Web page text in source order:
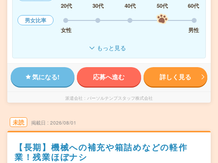
20代
30代 40代 50代
60代
男女比率
女性
男性
もっと見る
気になる! 応募へ進む 詳しく見る
派遣会社 パーソルテンプスタッフ株式会社
未読 掲載日 2026/08/01
【長期】機械への補充や箱詰めなどの軽作
業！残業ほぼナシ